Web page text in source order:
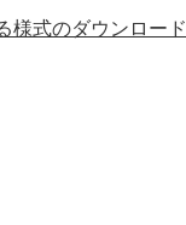
様式のダウンロード